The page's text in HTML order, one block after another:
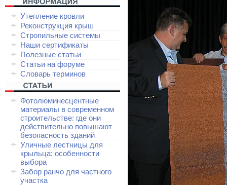
Утепление кровли
Реконструкция крыш
Стропильные системы
Наши сертификаты
Полезные статьи
Статьи на форуме
Словарь терминов
Фотолюминесцентные
материалы в современном
строительстве: где они
действительно повышают
безопасность зданий
Уличные лестницы для
крыльца: особенности
выбора
Забор ранчо для частного
участка